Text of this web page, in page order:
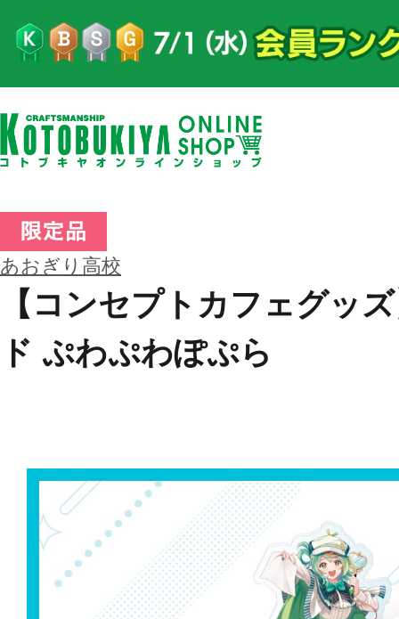
あおぎり高校
【コンセプトカフェグッ
ド ぷわぷわぽぷら